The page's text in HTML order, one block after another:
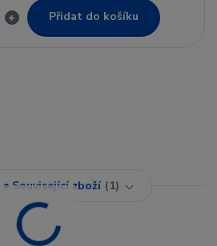
Přidat do košíku
Související zboží 1